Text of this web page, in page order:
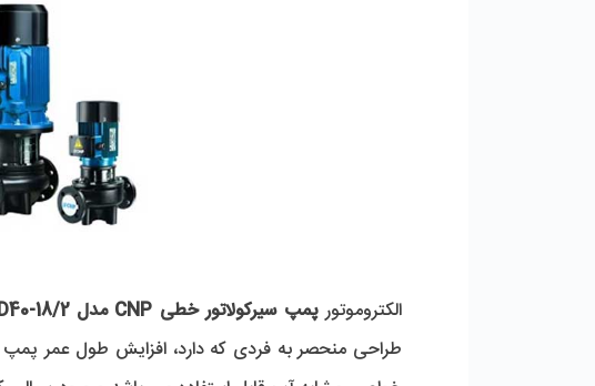
الکتروموتور پمپ سیرکولاتور خطی CNP مدل TD40-18/2
طراحی منحصر به فردی که دارد، افزایش طول عمر